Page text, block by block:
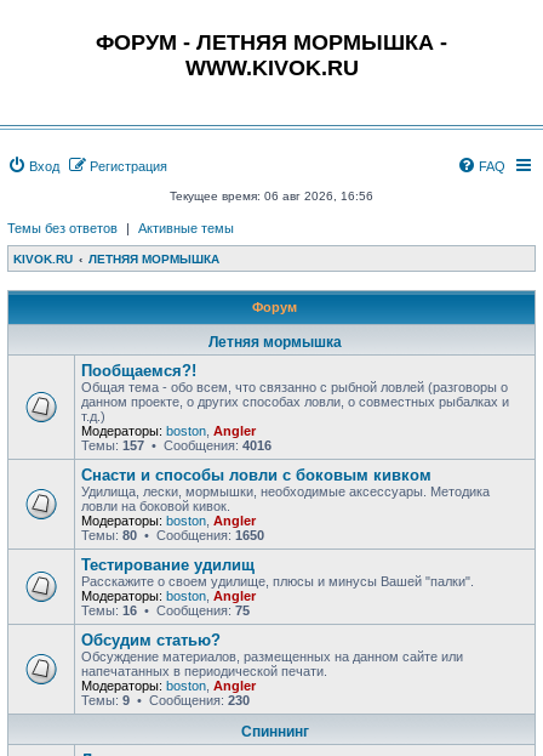
ФОРУМ - ЛЕТНЯЯ МОРМЫШКА -
WWW.KIVOK.RU
Вход Регистрация FAQ
Текущее время: 06 авг 2026, 16:56
Темы без ответов | Активные темы
KIVOK.RU ЛЕТНЯЯ МОРМЫШКА
Форум
Летняя мормышка
Пообщаемся?!
Общая тема - обо всем, что связанно с рыбной ловлей (разговоры о
данном проекте, о других способах ловли, о совместных рыбалках и
т.д.)
Модераторы: boston Angler
Темы: 157 • Сообщения: 4016
Снасти и способы ловли с боковым кивком
Удилища, лески, мормышки, необходимые аксессуары. Методика
ловли на боковой кивок.
Модераторы: boston Angler
Темы: 80 • Сообщения: 1650
Тестирование удилищ
Расскажите о своем удилище, плюсы и минусы Вашей "палки".
Модераторы: boston Angler
Темы: 16 • Сообщения: 75
Обсудим статью?
Обсуждение материалов, размещенных на данном сайте или
напечатанных в периодической печати.
Модераторы: boston Angler
Темы: 9 • Сообщения: 230
Спиннинг